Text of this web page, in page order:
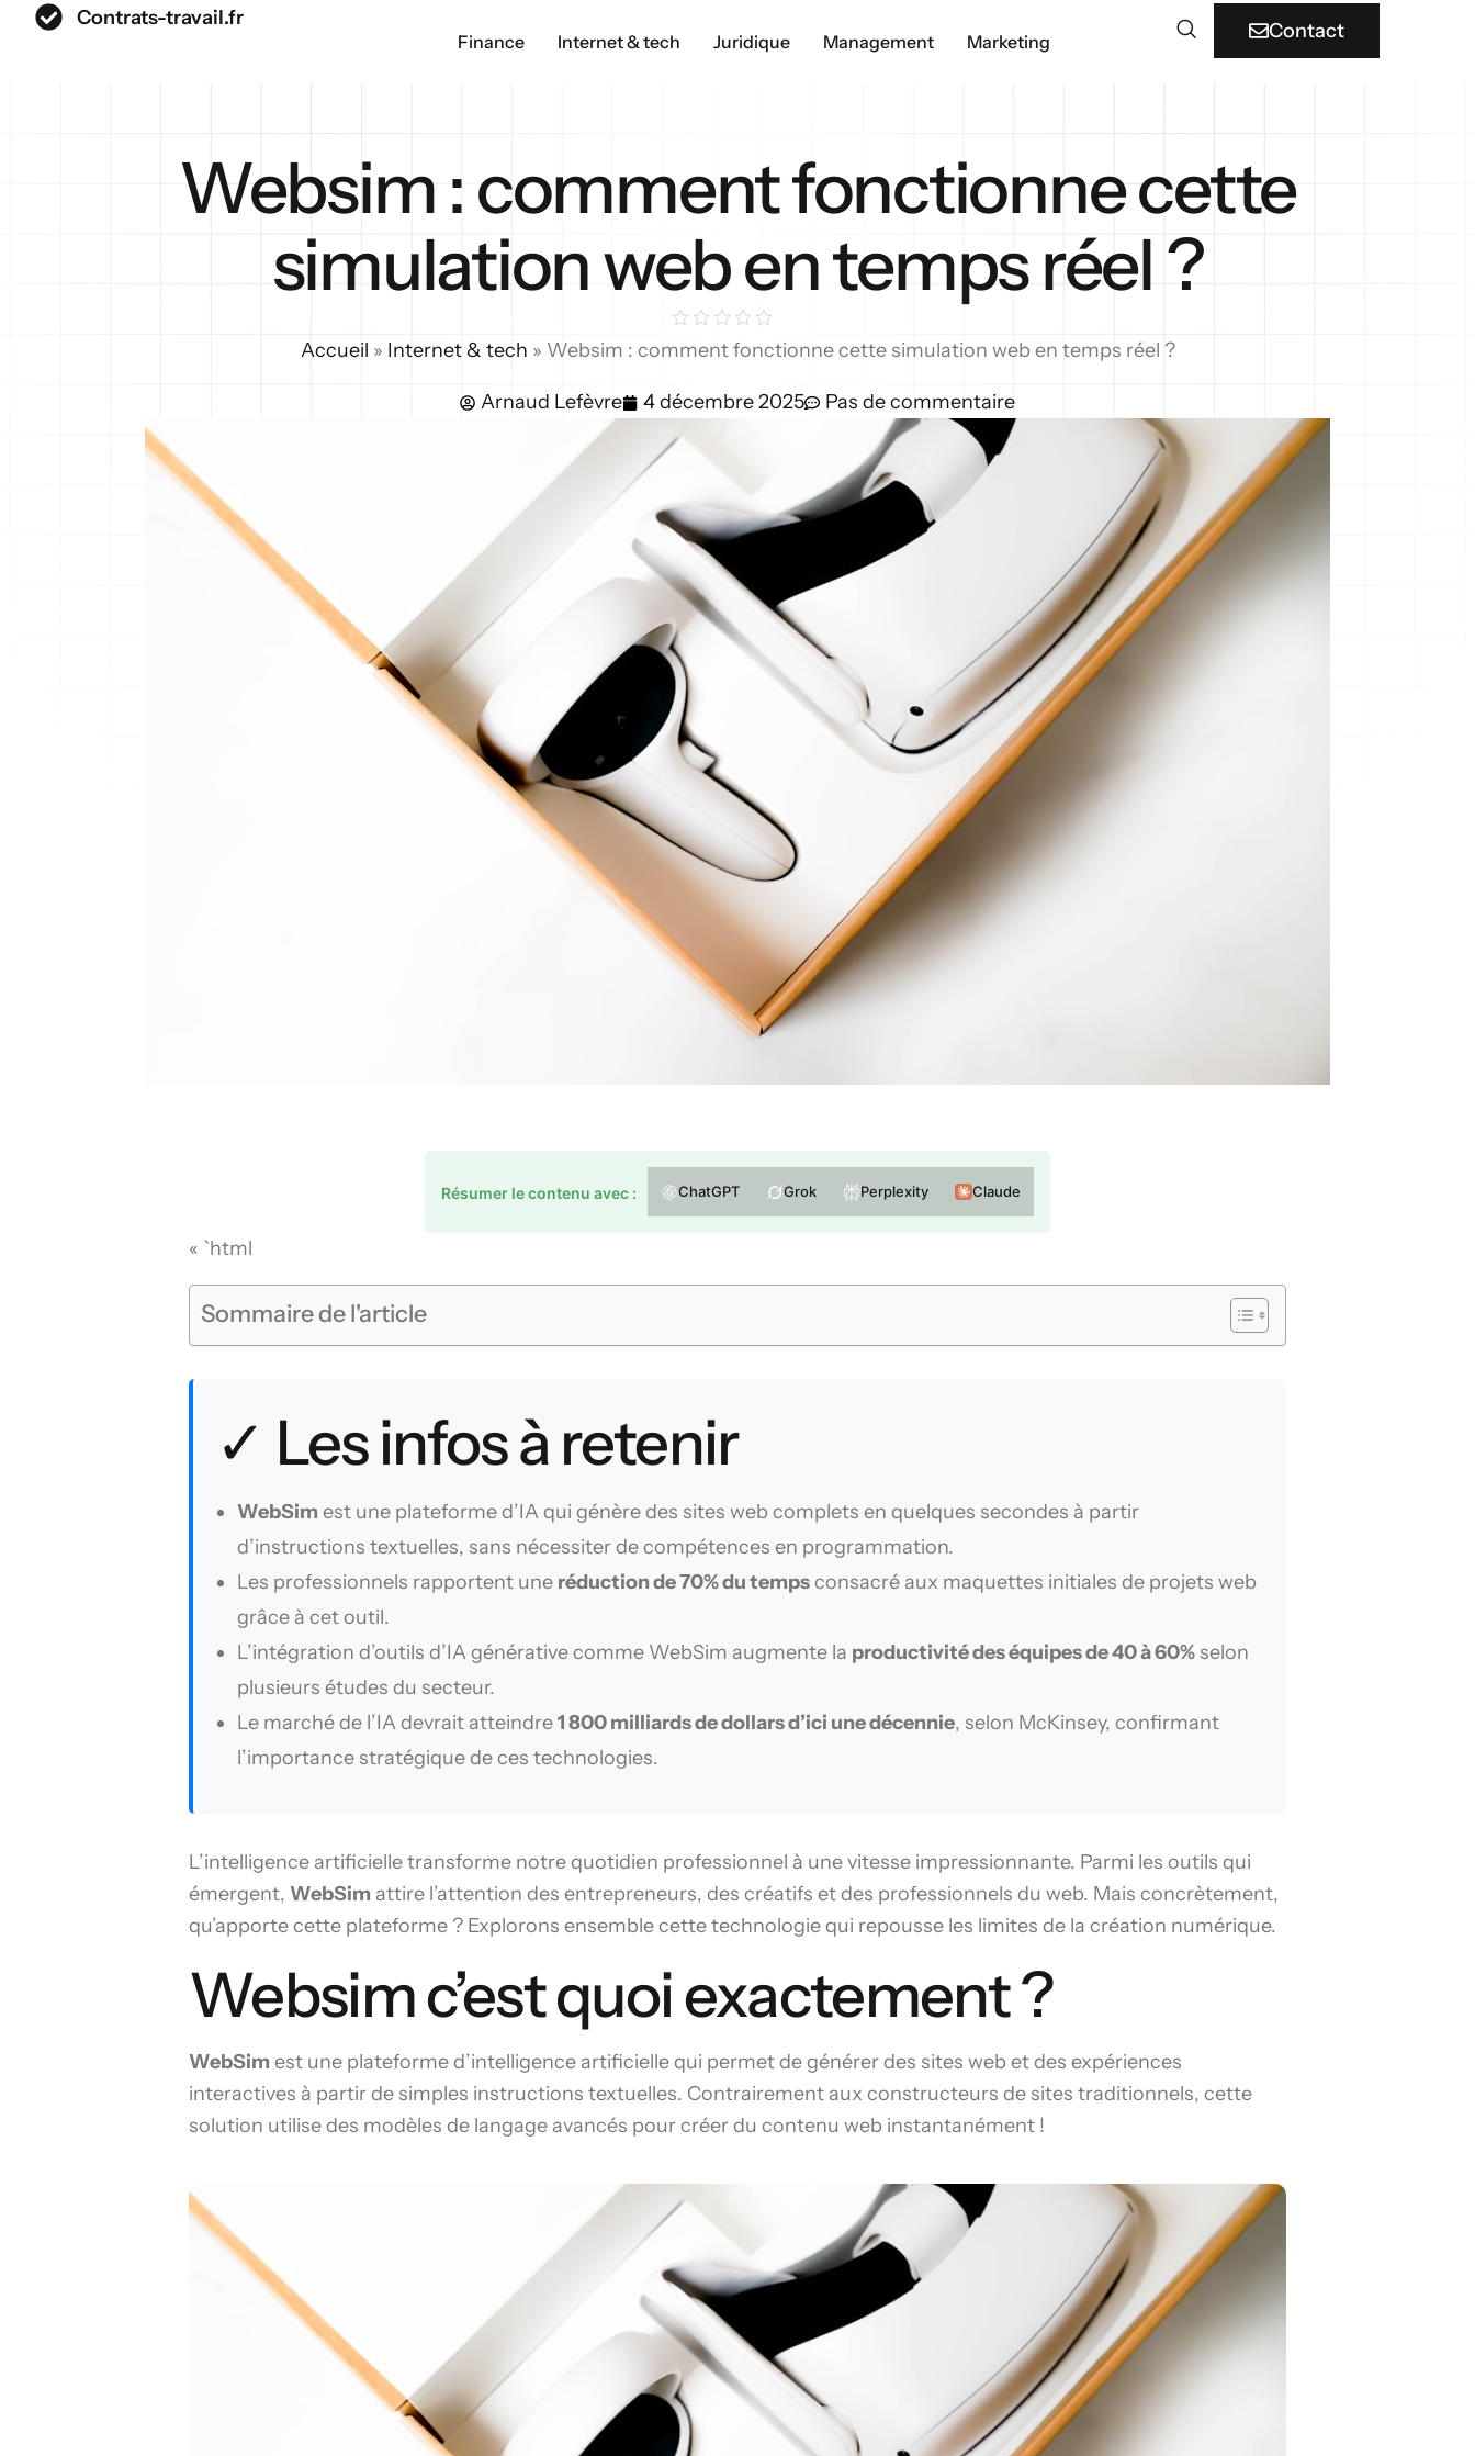
Contrats-travail.fr
Finance Internet & tech Juridique Management Marketing Contact
Websim : comment fonctionne cette
simulation web en temps réel ?
Accueil » Internet & tech » Websim : comment fonctionne cette simulation web en temps réel ?
Arnaud Lefèvre 4 décembre 2025 Pas de commentaire
Résumer le contenu avec : ChatGPT Grok Perplexity Claude
« `html
Sommaire de l'article
✓ Les infos à retenir
WebSim est une plateforme d’IA qui génère des sites web complets en quelques secondes à partir
d’instructions textuelles, sans nécessiter de compétences en programmation.
Les professionnels rapportent une réduction de 70% du tempsconsacré aux maquettes initiales de projets web
grâce à cet outil.
L’intégration d’outils d’IA générative comme WebSim augmente la productivité des équipes de 40 à 60% selon
plusieurs études du secteur.
Le marché de l’IA devrait atteindre1 800 milliards de dollars d’ici une décennie, selon McKinsey, confirmant
l’importance stratégique de ces technologies.
L’intelligence artificielle transforme notre quotidien professionnel à une vitesse impressionnante. Parmi les outils qui
émergent, WebSim attire l’attention des entrepreneurs, des créatifs et des professionnels du web. Mais concrètement,
qu’apporte cette plateforme ? Explorons ensemble cette technologie qui repousse les limites de la création numérique.
Websim c’est quoi exactement ?
WebSim est une plateforme d’intelligence artificielle qui permet de générer des sites web et des expériences
interactives à partir de simples instructions textuelles. Contrairement aux constructeurs de sites traditionnels, cette
solution utilise des modèles de langage avancés pour créer du contenu web instantanément !